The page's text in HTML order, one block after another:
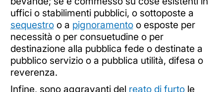
uffici o stabilimenti pubblici, o sottoposte a
sequestroo a pignoramentoo esposte per
necessità o per consuetudine o per
destinazione alla pubblica fede o destinate a
pubblico servizio o a pubblica utilità, difesa o
reverenza.
Infine, sono aggravanti del reato di furtole